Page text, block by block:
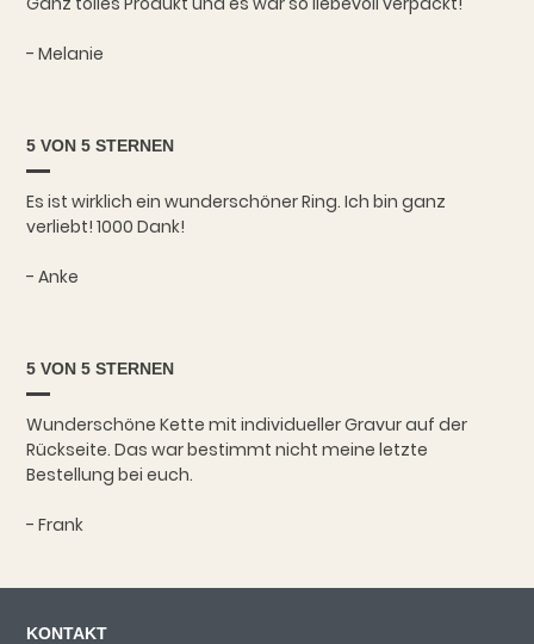
- Melanie
5 VON 5 STERNEN
Es ist wirklich ein wunderschöner Ring. Ich bin ganz
verliebt! 1000 Dank!
- Anke
5 VON 5 STERNEN
Wunderschöne Kette mit individueller Gravur auf der
Rückseite. Das war bestimmt nicht meine letzte
Bestellung bei euch.
- Frank
KONTAKT